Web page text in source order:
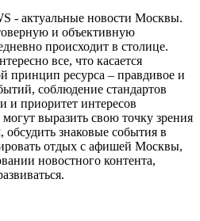
- актуальные новости Москвы.
и объективную
происходит в столице.
все, что касается
принцип ресурса – правдивое и
соблюдение стандартов
и приоритет интересов
выразить свою точку зрения
знаковые события в
отдых с афишей Москвы,
новостного контента,